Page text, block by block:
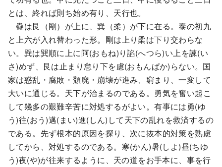
とは、終れば則ち始め有り、天行也。
蠱は艮（剛）が上に、巽（柔）が下に在る。泰の初九
と上六が入れ替わった形。剛は上り柔は下り交わらな
い。巽は巽順に上に阿(おもね)り諂(へつら)い上を諫(い
さ)めず、艮は止まり怠り下を慮(おもんぱか)らない。国
家は惑乱・腐敗・頽廃・崩壊が進み、窮まり、一変して
大いに通じる。天下が治まるのである。勇気を奮い起こ
して幾多の艱難辛苦に対処するがよい。有事には勇(ゆ
う)往(おう)邁(まい)進(しん)して天下の乱れを救済するの
である。先ず根本的原因を探り、次に抜本的対策を熟慮
してから、対処するのである。寒(かん)暑(しよ)昼(ちゆ
う)夜(や)が往来するように、天の道をお手本に、事を行